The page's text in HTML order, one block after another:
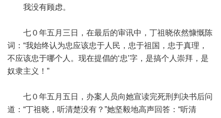
我没有顾虑。
七０年五月三日，在最后的审讯中，丁祖晓依然慷慨陈
词：“我始终认为忠应该忠于人民，忠于祖国，忠于真理，
不应该忠于哪个人。现在提倡的‘忠’字，是搞个人崇拜，是
奴隶主义！”
七０年五月五日，办案人员向她宣读完死刑判决书后问
道：“丁祖晓，听清楚没有？”她坚毅地高声回答：“听清